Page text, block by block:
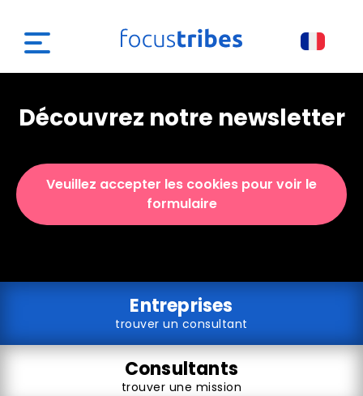
Découvrez notre newsletter
Veuillez accepter les cookies pour voir le
formulaire
Entreprises
trouver un consultant
Consultants
trouver une mission